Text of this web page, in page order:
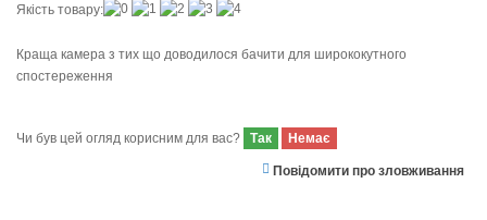
Якість товару:
Краща камера з тих що доводилося бачити для ширококутного
спостереження
Чи був цей огляд корисним для вас? Так Немає
Повідомити про зловживання